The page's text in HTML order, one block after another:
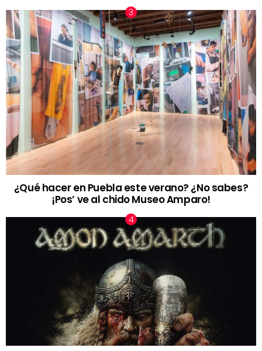
¿Qué hacer en Puebla este verano? ¿No sabes?
¡Pos’ ve al chido Museo Amparo!